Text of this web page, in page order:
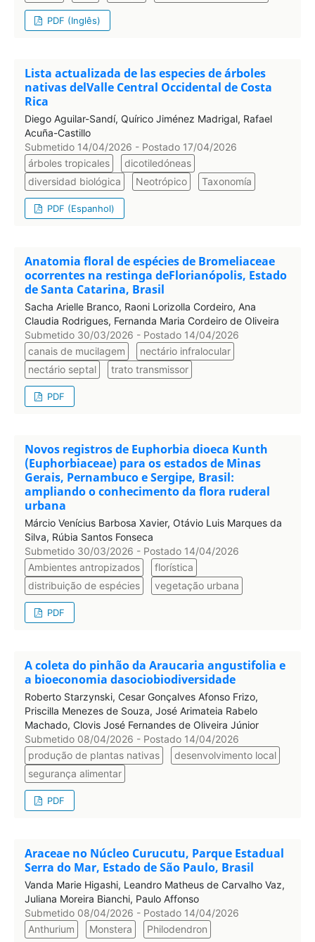
PDF (Inglês)
Lista actualizada de las especies de árboles
nativas delValle Central Occidental de Costa
Rica
Diego Aguilar-Sandí, Quírico Jiménez Madrigal, Rafael
Acuña-Castillo
Submetido 14/04/2026 - Postado 17/04/2026
árboles tropicales
dicotiledóneas
diversidad biológica
Neotrópico Taxonomía
PDF (Espanhol)
Anatomia floral de espécies de Bromeliaceae
ocorrentes na restinga deFlorianópolis, Estado
de Santa Catarina, Brasil
Sacha Arielle Branco, Raoni Lorizolla Cordeiro, Ana
Claudia Rodrigues, Fernanda Maria Cordeiro de Oliveira
Submetido 30/03/2026 - Postado 14/04/2026
canais de mucilagem
nectário infralocular
nectário septal
trato transmissor
PDF
Novos registros de Euphorbia dioeca Kunth
(Euphorbiaceae) para os estados de Minas
Gerais, Pernambuco e Sergipe, Brasil:
ampliando o conhecimento da flora ruderal
urbana
Márcio Venícius Barbosa Xavier, Otávio Luis Marques da
Silva, Rúbia Santos Fonseca
Submetido 30/03/2026 - Postado 14/04/2026
Ambientes antropizados
florística
distribuição de espécies
vegetação urbana
PDF
A coleta do pinhão da Araucaria angustifolia e
a bioeconomia dasociobiodiversidade
Roberto Starzynski, Cesar Gonçalves Afonso Frizo,
Priscilla Menezes de Souza, José Arimateia Rabelo
Machado, Clovis José Fernandes de Oliveira Júnior
Submetido 08/04/2026 - Postado 14/04/2026
produção de plantas nativas
desenvolvimento local
segurança alimentar
PDF
Araceae no Núcleo Curucutu, Parque Estadual
Serra do Mar, Estado de São Paulo, Brasil
Vanda Marie Higashi, Leandro Matheus de Carvalho Vaz,
Juliana Moreira Bianchi, Paulo Affonso
Submetido 08/04/2026 - Postado 14/04/2026
Anthurium
Monstera Philodendron